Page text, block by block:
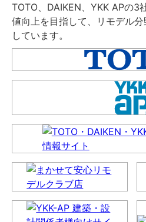
TOTO、DAIKEN、YKK APの3
値向上を目指して、リモデル
しています。